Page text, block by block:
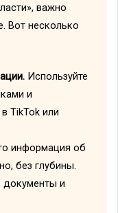
важно
Вот несколько
Используйте
и
TikTok или
информация об
без глубины.
документы и